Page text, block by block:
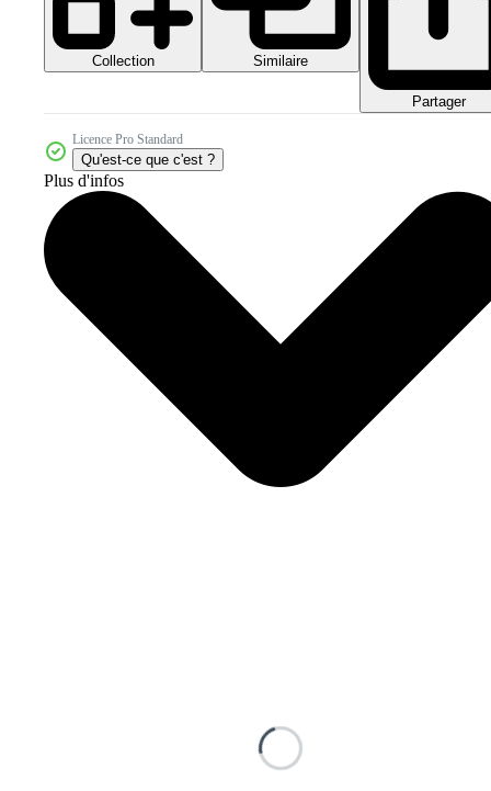
Collection Similaire
Partager
Licence Pro Standard
Qu'est-ce que c'est ?
Plus d'infos